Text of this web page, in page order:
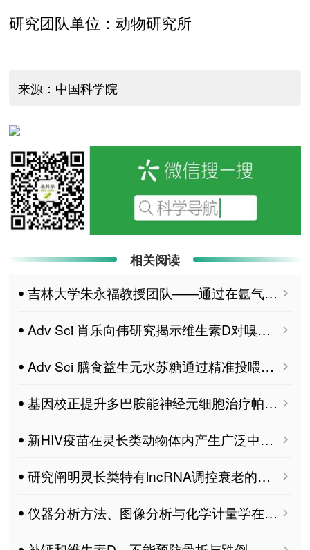
研究团队单位：动物研究所
来源：中国科学院
相关阅读
ꔷ 吉林大学朱永福教授团队——通过在氩气环境中进行预热处理提高镁钙（Mg-Ca）合金的抗氧化性能
ꔷ Adv Sci 肖乐向伟研究揭示维生素D对嗅觉功能调控的关键作用及机制
ꔷ Adv Sci 膳食益生元水苏糖通过精准投喂肠道共生菌，激活“肠道菌群-维生素B1-肝脏”代谢通路，从而改善代谢相关脂肪性肝病的新机制
ꔷ 基因校正提升多巴胺能神经元细胞治疗帕金森病的疗效
ꔷ 新HIV疫苗在灵长类动物体内产生广泛中和抗体
ꔷ 研究阐明灵长类特有lncRNA调控衰老的分子通路
ꔷ 仪器分析方法、图像分析与化学计量学在柑橘果皮比较评价中的应用 MDPI Foods